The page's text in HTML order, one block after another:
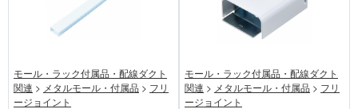
モール・ラック付属品・配線ダクト
関連 > メタルモール・付属品 > フリ
ージョイント
モール・ラック付属品・配線ダクト
関連 > メタルモール・付属品 > フリ
ージョイント